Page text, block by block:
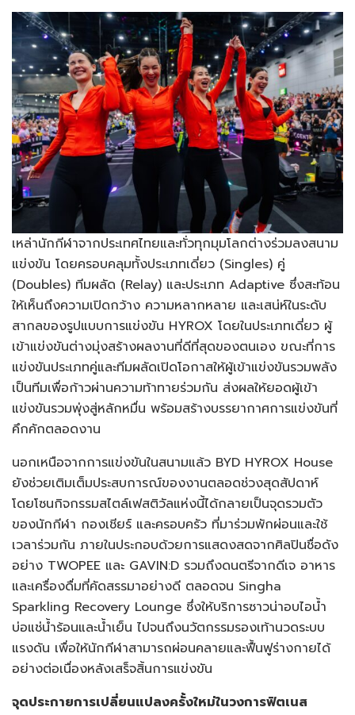
เหล่านักกีฬาจากประเทศไทยและทั่วทุกมุมโลกต่างร่วมลงสนาม
แข่งขัน โดยครอบคลุมทั้งประเภทเดี่ยว (Singles) คู่
(Doubles) ทีมผลัด (Relay) และประเภท Adaptive ซึ่งสะท้อน
ให้เห็นถึงความเปิดกว้าง ความหลากหลาย และเสน่ห์ในระดับ
สากลของรูปแบบการแข่งขัน HYROX โดยในประเภทเดี่ยว ผู้
เข้าแข่งขันต่างมุ่งสร้างผลงานที่ดีที่สุดของตนเอง ขณะที่การ
แข่งขันประเภทคู่และทีมผลัดเปิดโอกาสให้ผู้เข้าแข่งขันรวมพลัง
เป็นทีมเพื่อก้าวผ่านความท้าทายร่วมกัน ส่งผลให้ยอดผู้เข้า
แข่งขันรวมพุ่งสู่หลักหมื่น พร้อมสร้างบรรยากาศการแข่งขันที่
คึกคักตลอดงาน
นอกเหนือจากการแข่งขันในสนามแล้ว BYD HYROX House
ยังช่วยเติมเต็มประสบการณ์ของงานตลอดช่วงสุดสัปดาห์
โดยโซนกิจกรรมสไตล์เฟสติวัลแห่งนี้ได้กลายเป็นจุดรวมตัว
ของนักกีฬา กองเชียร์ และครอบครัว ที่มาร่วมพักผ่อนและใช้
เวลาร่วมกัน ภายในประกอบด้วยการแสดงสดจากศิลปินชื่อดัง
อย่าง TWOPEE และ GAVIN:D รวมถึงดนตรีจากดีเจ อาหาร
และเครื่องดื่มที่คัดสรรมาอย่างดี ตลอดจน Singha
Sparkling Recovery Lounge ซึ่งให้บริการซาวน่าอบไอน้ำ
บ่อแช่น้ำร้อนและน้ำเย็น ไปจนถึงนวัตกรรมรองเท้านวดระบบ
แรงดัน เพื่อให้นักกีฬาสามารถผ่อนคลายและฟื้นฟูร่างกายได้
อย่างต่อเนื่องหลังเสร็จสิ้นการแข่งขัน
จุดประกายการเปลี่ยนแปลงครั้งใหม่ในวงการฟิตเนส